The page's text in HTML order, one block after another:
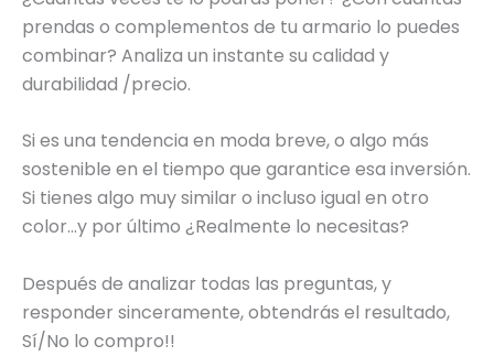
prendas o complementos de tu armario lo puedes
combinar? Analiza un instante su calidad y
durabilidad /precio.
Si es una tendencia en moda breve, o algo más
sostenible en el tiempo que garantice esa inversión.
Si tienes algo muy similar o incluso igual en otro
color…y por último ¿Realmente lo necesitas?
Después de analizar todas las preguntas, y
responder sinceramente, obtendrás el resultado,
Sí/No lo compro!!